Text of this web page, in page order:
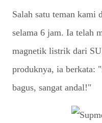
Salah satu teman kami
selama 6 jam. Ia telah
magnetik listrik dari
produknya, ia berkata:
bagus, sangat andal!"